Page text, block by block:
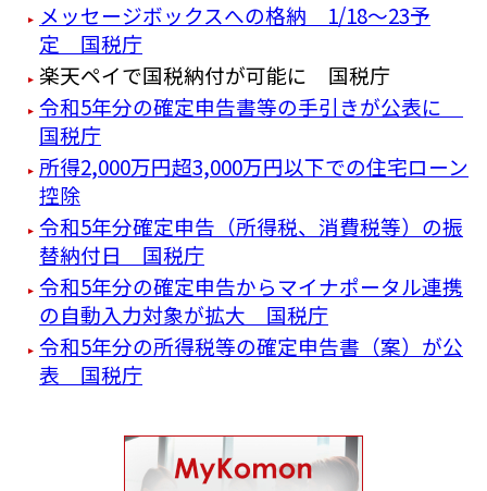
メッセージボックスへの格納 1/18～23予
定 国税庁
楽天ペイで国税納付が可能に 国税庁
令和5年分の確定申告書等の手引きが公表に
国税庁
所得2,000万円超3,000万円以下での住宅ローン
控除
令和5年分確定申告（所得税、消費税等）の振
替納付日 国税庁
令和5年分の確定申告からマイナポータル連携
の自動入力対象が拡大 国税庁
令和5年分の所得税等の確定申告書（案）が公
表 国税庁